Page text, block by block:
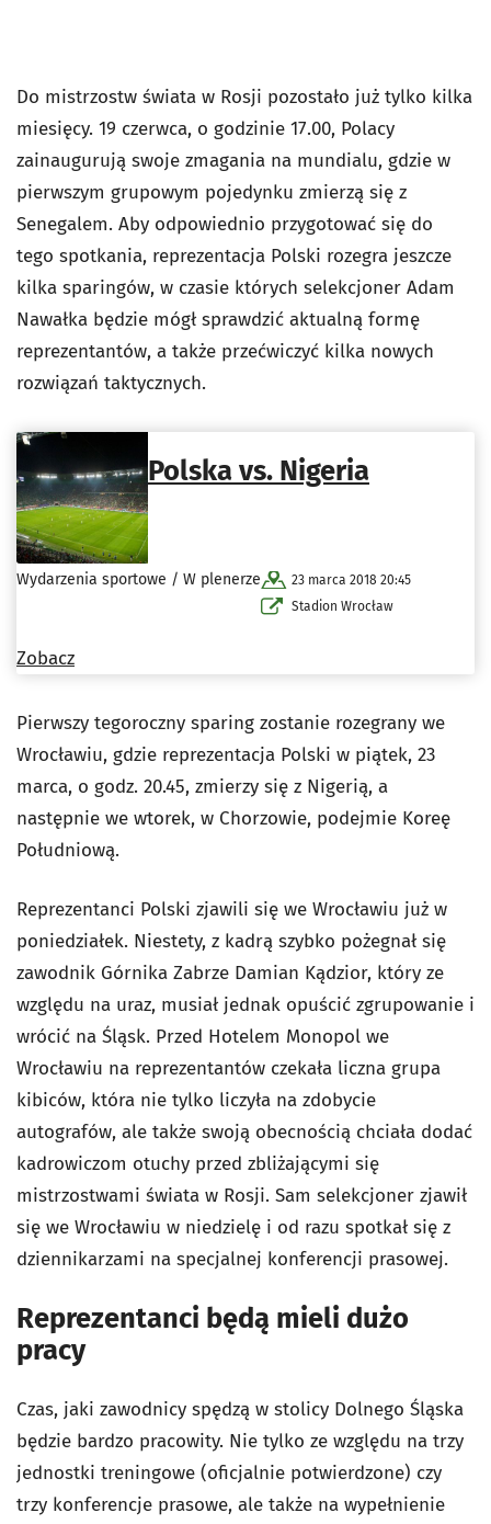
Do mistrzostw świata w Rosji pozostało już tylko kilka
miesięcy. 19 czerwca, o godzinie 17.00, Polacy
zainaugurują swoje zmagania na mundialu, gdzie w
pierwszym grupowym pojedynku zmierzą się z
Senegalem. Aby odpowiednio przygotować się do
tego spotkania, reprezentacja Polski rozegra jeszcze
kilka sparingów, w czasie których selekcjoner Adam
Nawałka będzie mógł sprawdzić aktualną formę
reprezentantów, a także przećwiczyć kilka nowych
rozwiązań taktycznych.
Polska vs. Nigeria
Wydarzenia sportowe / W plenerze
23 marca 2018 20:45
Stadion Wrocław
Zobacz
Pierwszy tegoroczny sparing zostanie rozegrany we
Wrocławiu, gdzie reprezentacja Polski w piątek, 23
marca, o godz. 20.45, zmierzy się z Nigerią, a
następnie we wtorek, w Chorzowie, podejmie Koreę
Południową.
Reprezentanci Polski zjawili się we Wrocławiu już w
poniedziałek. Niestety, z kadrą szybko pożegnał się
zawodnik Górnika Zabrze Damian Kądzior, który ze
względu na uraz, musiał jednak opuścić zgrupowanie i
wrócić na Śląsk. Przed Hotelem Monopol we
Wrocławiu na reprezentantów czekała liczna grupa
kibiców, która nie tylko liczyła na zdobycie
autografów, ale także swoją obecnością chciała dodać
kadrowiczom otuchy przed zbliżającymi się
mistrzostwami świata w Rosji. Sam selekcjoner zjawił
się we Wrocławiu w niedzielę i od razu spotkał się z
dziennikarzami na specjalnej konferencji prasowej.
Reprezentanci będą mieli dużo
pracy
Czas, jaki zawodnicy spędzą w stolicy Dolnego Śląska
będzie bardzo pracowity. Nie tylko ze względu na trzy
jednostki treningowe (oficjalnie potwierdzone) czy
trzy konferencje prasowe, ale także na wypełnienie